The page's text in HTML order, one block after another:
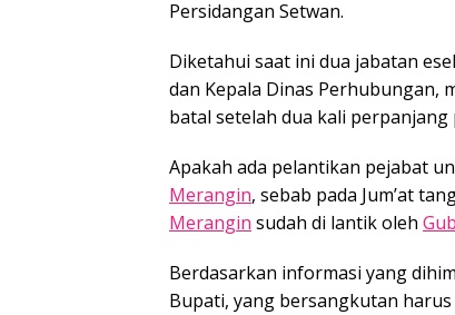
Persidangan Setwan.
Diketahui saat ini dua jabatan
dan Kepala Dinas Perhubungan,
batal setelah dua kali
Apakah ada pelantikan pejabat
Merangin, sebab pada Jum’at
Merangin sudah di lantik oleh
Berdasarkan informasi yang
Bupati, yang bersangkutan